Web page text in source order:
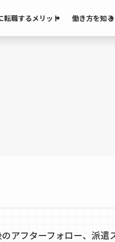
転職するメリット 働き方を知る
アフターフォロー、派